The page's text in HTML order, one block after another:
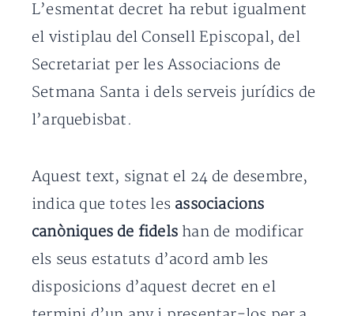
L’esmentat decret ha rebut igualment
el vistiplau del Consell Episcopal, del
Secretariat per les Associacions de
Setmana Santa i dels serveis jurídics de
l’arquebisbat.
Aquest text, signat el 24 de desembre,
indica que totes les associacions
canòniques de fidels han de modificar
els seus estatuts d’acord amb les
disposicions d’aquest decret en el